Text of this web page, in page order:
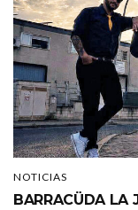
NOTICIAS
BARRACÜDA LA